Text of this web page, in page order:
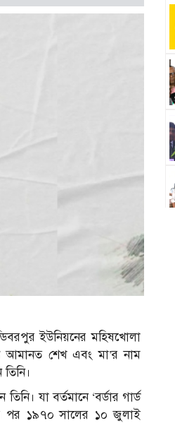
ইউনিয়নের মহিষখোলা
আমানত শেখ এবং মা’র নাম
যা বর্তমানে ‘বর্ডার গার্ড
পর ১৯৭০ সালের ১০ জুলাই